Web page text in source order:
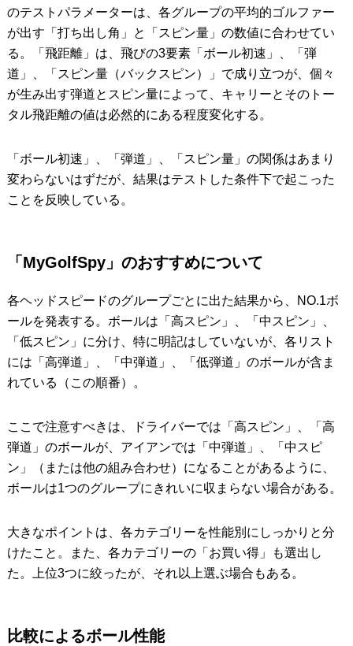
のテストパラメーターは、各グループの平均的ゴルファー
が出す「打ち出し角」と「スピン量」の数値に合わせてい
る。「飛距離」は、飛びの3要素「ボール初速」、「弾
道」、「スピン量（バックスピン）」で成り立つが、個々
が生み出す弾道とスピン量によって、キャリーとそのトー
タル飛距離の値は必然的にある程度変化する。
「ボール初速」、「弾道」、「スピン量」の関係はあまり
変わらないはずだが、結果はテストした条件下で起こった
ことを反映している。
「MyGolfSpy」のおすすめについて
各ヘッドスピードのグループごとに出た結果から、NO.1ボ
ールを発表する。ボールは「高スピン」、「中スピン」、
「低スピン」に分け、特に明記はしていないが、各リスト
には「高弾道」、「中弾道」、「低弾道」のボールが含ま
れている（この順番）。
ここで注意すべきは、ドライバーでは「高スピン」、「高
弾道」のボールが、アイアンでは「中弾道」、「中スピ
ン」（または他の組み合わせ）になることがあるように、
ボールは1つのグループにきれいに収まらない場合がある。
大きなポイントは、各カテゴリーを性能別にしっかりと分
けたこと。また、各カテゴリーの「お買い得」も選出し
た。上位3つに絞ったが、それ以上選ぶ場合もある。
比較によるボール性能